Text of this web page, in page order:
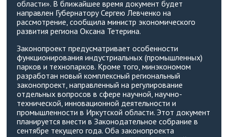
области». В ближайшее время документ будет
направлен Губернатору Сергею Левченко на
рассмотрение, сообщила министр экономического
развития региона Оксана Тетерина.
Законопроект предусматривает особенности
функционирования индустриальных (промышленных)
парков и технопарков. Кроме того, минэкономом
разработан новый комплексный региональный
законопроект, направленный на регулирование
отдельных вопросов в сфере научной, научно-
технической, инновационной деятельности и
промышленности в Иркутской области. Этот документ
планируется внести в Законодательное собрание в
сентябре текущего года. Оба законопроекта